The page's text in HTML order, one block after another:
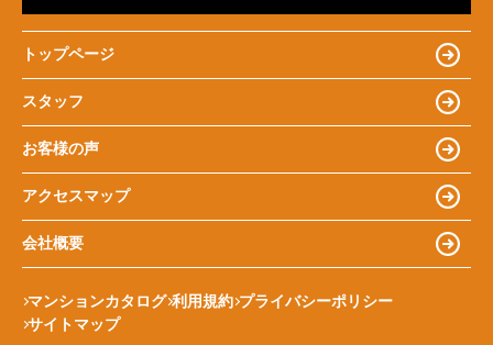
トップページ
スタッフ
お客様の声
アクセスマップ
会社概要
マンションカタログ 利用規約 プライバシーポリシー
サイトマップ